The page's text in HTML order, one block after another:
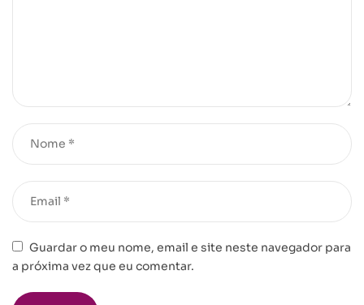
Guardar o meu nome, email e site neste navegador para
a próxima vez que eu comentar.